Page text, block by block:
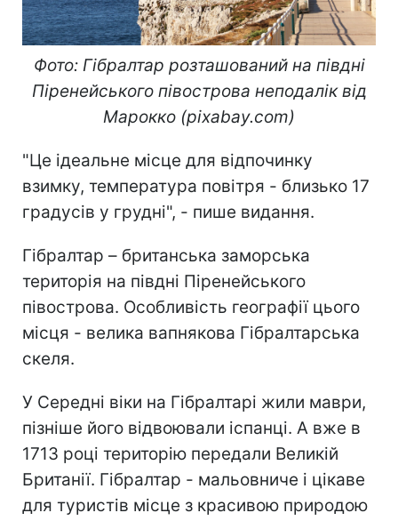
Фото: Гібралтар розташований на півдні
Піренейського півострова неподалік від
Марокко (pixabay.com)
"Це ідеальне місце для відпочинку
взимку, температура повітря - близько 17
градусів у грудні", - пише видання.
Гібралтар – британська заморська
територія на півдні Піренейського
півострова. Особливість географії цього
місця - велика вапнякова Гібралтарська
скеля.
У Середні віки на Гібралтарі жили маври,
пізніше його відвоювали іспанці. А вже в
1713 році територію передали Великій
Британії. Гібралтар - мальовниче і цікаве
для туристів місце з красивою природою